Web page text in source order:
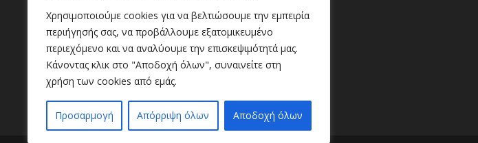
Χρησιμοποιούμε cookies για να βελτιώσουμε την εμπειρία
περιήγησής σας, να προβάλλουμε εξατομικευμένο
περιεχόμενο και να αναλύουμε την επισκεψιμότητά μας.
Κάνοντας κλικ στο "Αποδοχή όλων", συναινείτε στη
χρήση των cookies από εμάς.
Προσαρμογή Απόρριψη όλων Αποδοχή όλων